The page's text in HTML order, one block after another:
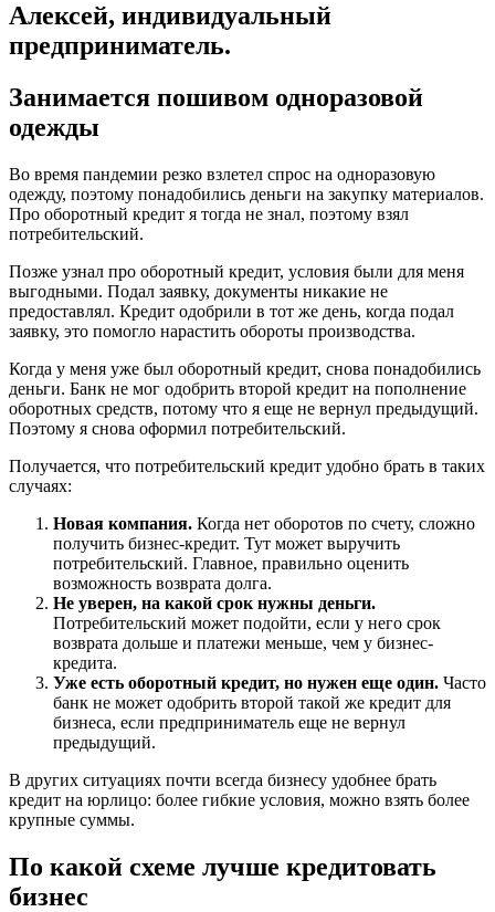
Алексей, индивидуальный
предприниматель.
Занимается пошивом одноразовой
одежды
Во время пандемии резко взлетел спрос на одноразовую
одежду, поэтому понадобились деньги на закупку материалов.
Про оборотный кредит я тогда не знал, поэтому взял
потребительский.
Позже узнал про оборотный кредит, условия были для меня
выгодными. Подал заявку, документы никакие не
предоставлял. Кредит одобрили в тот же день, когда подал
заявку, это помогло нарастить обороты производства.
Когда у меня уже был оборотный кредит, снова понадобились
деньги. Банк не мог одобрить второй кредит на пополнение
оборотных средств, потому что я еще не вернул предыдущий.
Поэтому я снова оформил потребительский.
Получается, что потребительский кредит удобно брать в таких
случаях:
Новая компания. Когда нет оборотов по счету, сложно
получить бизнес-кредит. Тут может выручить
потребительский. Главное, правильно оценить
возможность возврата долга.
Не уверен, на какой срок нужны деньги.
Потребительский может подойти, если у него срок
возврата дольше и платежи меньше, чем у бизнес-
кредита.
Уже есть оборотный кредит, но нужен еще один. Часто
банк не может одобрить второй такой же кредит для
бизнеса, если предприниматель еще не вернул
предыдущий.
В других ситуациях почти всегда бизнесу удобнее брать
кредит на юрлицо: более гибкие условия, можно взять более
крупные суммы.
По какой схеме лучше кредитовать
бизнес